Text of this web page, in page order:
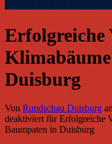
Erfolgreiche
Duisburg
Von Rundschau Duisburg
deaktiviertfür Erfolgreiche
Baumpaten in Duisburg